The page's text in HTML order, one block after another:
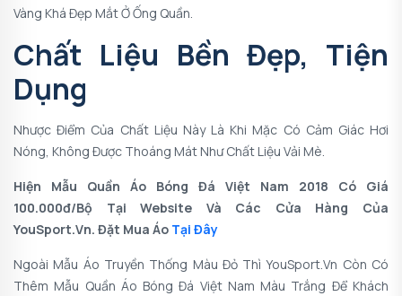
Vàng Khá Đẹp Mắt Ở Ống Quần.
Chất Liệu Bền Đẹp, Tiện
Dụng
Nhược Điểm Của Chất Liệu Này Là Khi Mặc Có Cảm Giác Hơi
Nóng, Không Được Thoáng Mát Như Chất Liệu Vải Mè.
Hiện Mẫu Quần Áo Bóng Đá Việt Nam 2018 Có Giá
100.000đ/bộ Tại Website Và Các Cửa Hàng Của
YouSport.vn. Đặt Mua Áo Tại Đây
Ngoài Mẫu Áo Truyền Thống Màu Đỏ Thì YouSport.vn Còn Có
Thêm Mẫu Quần Áo Bóng Đá Việt Nam Màu Trắng Để Khách